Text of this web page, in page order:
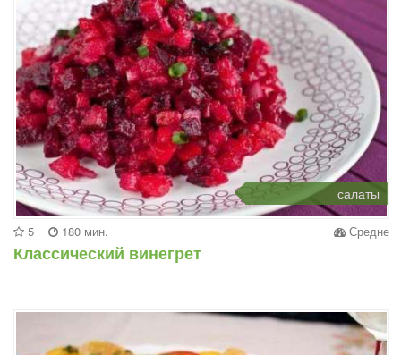
салаты
5 180 мин. Средне
Классический винегрет